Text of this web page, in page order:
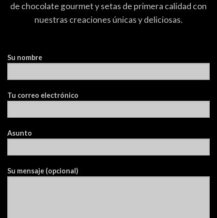
de chocolate gourmet y setas de primera calidad con
nuestras creaciones únicas y deliciosas.
Su nombre
Tu correo electrónico
Asunto
Su mensaje (opcional)